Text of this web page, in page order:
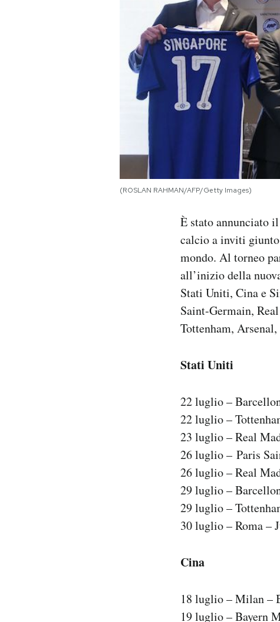
(ROSLAN RAHMAN/AFP/Getty Images)
È stato annunciato
calcio a inviti
mondo. Al torneo
all’inizio della
Stati Uniti, Cina e
Saint-Germain,
Tottenham,
Stati Uniti
22 luglio –
22 luglio –
23 luglio – Real
26 luglio – Paris
26 luglio – Real
29 luglio –
29 luglio –
30 luglio – Roma –
Cina
18 luglio – Milan –
19 luglio – Bayern